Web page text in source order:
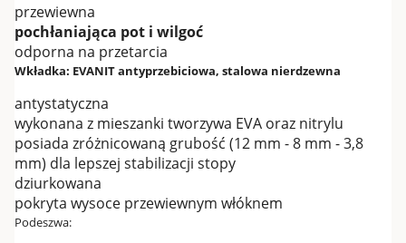
przewiewna
pochłaniająca pot i wilgoć
odporna na przetarcia
Wkładka: EVANIT antyprzebiciowa, stalowa nierdzewna
antystatyczna
wykonana z mieszanki tworzywa EVA oraz nitrylu
posiada zróżnicowaną grubość (12 mm - 8 mm - 3,8
mm) dla lepszej stabilizacji stopy
dziurkowana
pokryta wysoce przewiewnym włóknem
Podeszwa: